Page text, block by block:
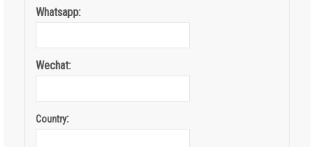
Whatsapp:
Wechat:
Country: